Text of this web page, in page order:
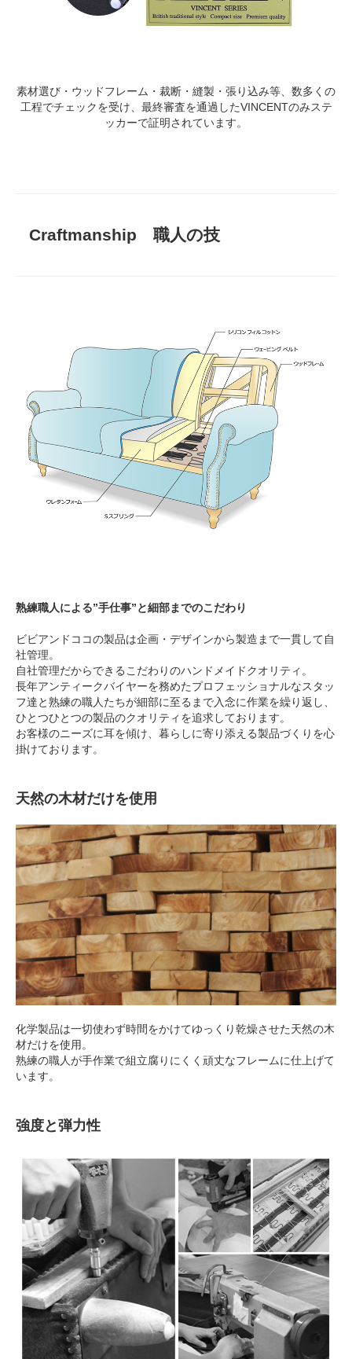
素材選び・ウッドフレーム・裁断・縫製・張り込み等、数多くの
工程でチェックを受け、最終審査を通過したVINCENTのみステ
ッカーで証明されています。
Craftmanship 職人の技
熟練職人による”手仕事”と細部までのこだわり
ビビアンドココの製品は企画・デザインから製造まで一貫して自
社管理。
自社管理だからできるこだわりのハンドメイドクオリティ。
長年アンティークバイヤーを務めたプロフェッショナルなスタッ
フ達と熟練の職人たちが細部に至るまで入念に作業を繰り返し、
ひとつひとつの製品のクオリティを追求しております。
お客様のニーズに耳を傾け、暮らしに寄り添える製品づくりを心
掛けております。
天然の木材だけを使用
化学製品は一切使わず時間をかけてゆっくり乾燥させた天然の木
材だけを使用。
熟練の職人が手作業で組立腐りにくく頑丈なフレームに仕上げて
います。
強度と弾力性